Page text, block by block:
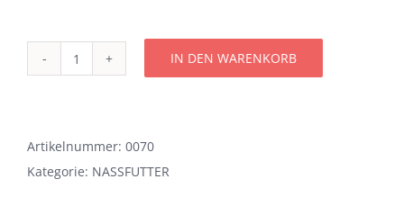
Über uns
Kontakt & Anfahrt
Kaninchentopf,
Menge
IN DEN WARENKORB
Artikelnummer: 0070
Kategorie: NASSFUTTER